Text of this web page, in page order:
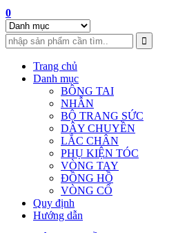
0
Trang chủ
Danh mục
BÔNG TAI
NHẪN
BỘ TRANG SỨC
DÂY CHUYỀN
LẮC CHÂN
PHỤ KIỆN TÓC
VÒNG TAY
ĐỒNG HỒ
VÒNG CỔ
Quy định
Hướng dẫn